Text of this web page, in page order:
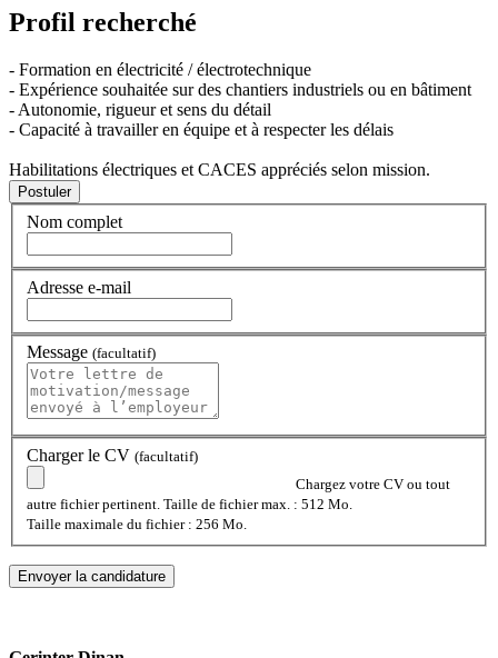
Profil recherché
- Formation en électricité / électrotechnique
- Expérience souhaitée sur des chantiers industriels ou en bâtiment
- Autonomie, rigueur et sens du détail
- Capacité à travailler en équipe et à respecter les délais
Habilitations électriques et CACES appréciés selon mission.
Nom complet
Adresse e-mail
Message (facultatif)
Charger le CV (facultatif)
Chargez votre CV ou tout
autre fichier pertinent. Taille de fichier max. : 512 Mo.
Taille maximale du fichier : 256 Mo.